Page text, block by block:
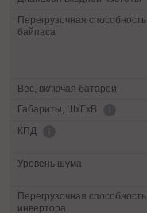
Перегрузочная способность
байпаса
Вес, включая батареи
Габариты, ШхГхВ
КПД
Уровень шума
Перегрузочная способность
инвертора